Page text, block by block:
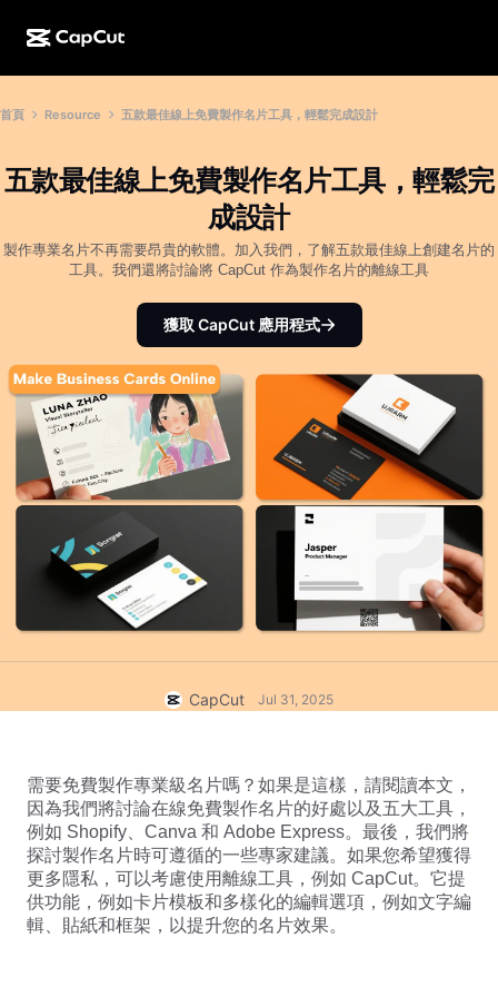
CapCut 桌面版
CapCut 線上版
CapCut 行動版
Dreamina AI
AI 創作
影片工作室
AI 影片生成器
Dreamina Seedance 2.5
Nano Banana Pro
Gemini Omni
文字與音訊
自動字幕
自訂語音
增強語音
降低雜訊
功能
影片編輯器與生成器
影像編輯器與生成器
使用案例
社群媒體
生活風格與 Vlog
自訂設計
更多
操作指南
市場趨勢
精選推薦
範本趨勢與秘訣
社群媒體範本
節日範本
週年紀念範本
特效範本
商業範本
產業範本
回顧範本
關於
聯盟夥伴
創意合作夥伴計劃
CapCut 創意校園
說明
信任中心
說明中心
關於 CapCut 服務條款
開啟 CapCut
首頁 Resource 五款最佳線上免費製作名片工具，輕鬆完成設計
五款最佳線上免費製作名片工具，輕鬆完
成設計
製作專業名片不再需要昂貴的軟體。加入我們，了解五款最佳線上創建名片的
工具。我們還將討論將 CapCut 作為製作名片的離線工具
獲取 CapCut 應用程式
CapCut Jul 31, 2025
需要免費製作專業級名片嗎？如果是這樣，請閱讀本文，
因為我們將討論在線免費製作名片的好處以及五大工具，
例如 Shopify、Canva 和 Adobe Express。最後，我們將
探討製作名片時可遵循的一些專家建議。如果您希望獲得
更多隱私，可以考慮使用離線工具，例如 CapCut。它提
供功能，例如卡片模板和多樣化的編輯選項，例如文字編
輯、貼紙和框架，以提升您的名片效果。